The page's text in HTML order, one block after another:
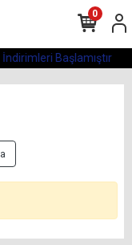
İndirimleri Başlamıştır
0